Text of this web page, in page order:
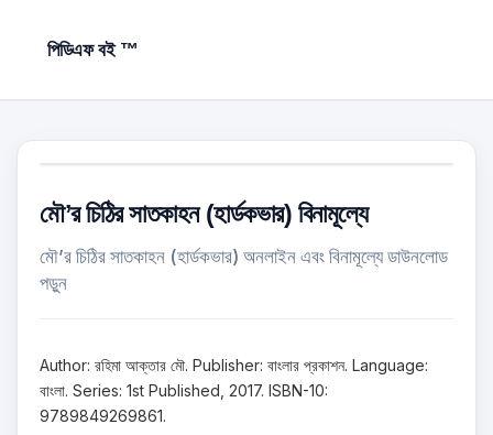
পিডিএফ বই ™
মৌ’র চিঠির সাতকাহন (হার্ডকভার) বিনামূল্যে
মৌ’র চিঠির সাতকাহন (হার্ডকভার) অনলাইন এবং বিনামূল্যে ডাউনলোড
পড়ুন
Author: রহিমা আক্তার মৌ. Publisher: বাংলার প্রকাশন. Language:
বাংলা. Series: 1st Published, 2017. ISBN-10:
9789849269861.